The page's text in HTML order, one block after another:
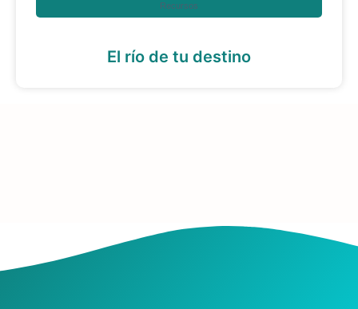
Recursos
El río de tu destino